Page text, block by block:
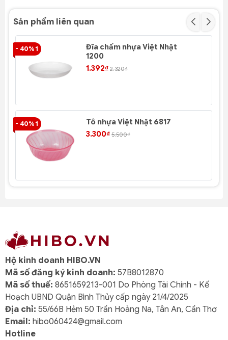
Sản phẩm liên quan
- 40% 1
Đĩa chấm nhựa Việt Nhật
1200
1.392₫ 2.320₫
- 40% 1
Tô nhựa Việt Nhật 6817
3.300₫ 5.500₫
Hộ kinh doanh HIBO.VN
Mã số đăng ký kinh doanh: 57B8012870
Mã số thuế: 8651659213-001 Do Phòng Tài Chính - Kế
Hoạch UBND Quận Bình Thủy cấp ngày 21/4/2025
Địa chỉ: 55/66B Hẻm 50 Trần Hoàng Na, Tân An, Cần Thơ
Email: hibo060424@gmail.com
Hotline